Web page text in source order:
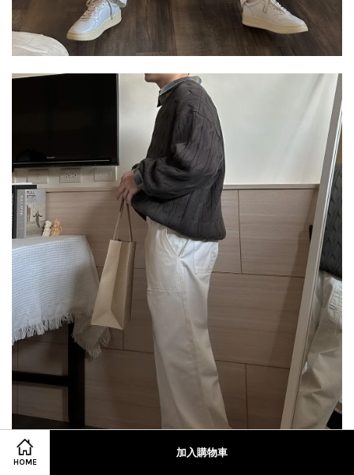
HOME
加入購物車